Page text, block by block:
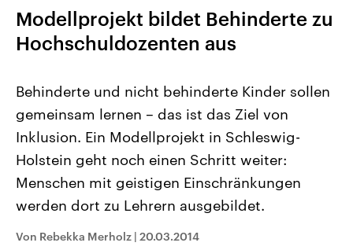
Landtagswahl Sachsen-Anhalt
2026
Alle Informationen
Sachsen-Anhalt wählt am 6.
September 2026 einen neuen
Landtag. Seit 2021 wird das
Bundesland von einer Koalition aus
Umfragen, Prognosen,
Wahlprogramme, aktuelle Berichte
USA
Aktuelle Beiträge,
Hintergründe
Wirtschaftlich und
gehören die Vereinigten
den mächtigsten Ländern
mit großem Einfluss auf
Modellprojekt bildet Behinderte zu
Hochschuldozenten aus
Behinderte und nicht behinderte Kinder sollen
gemeinsam lernen – das ist das Ziel von
Inklusion. Ein Modellprojekt in Schleswig-
Holstein geht noch einen Schritt weiter:
Menschen mit geistigen Einschränkungen
werden dort zu Lehrern ausgebildet.
Von Rebekka Merholz | 20.03.2014